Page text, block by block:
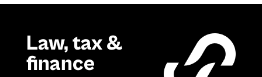
Law, tax &
finance